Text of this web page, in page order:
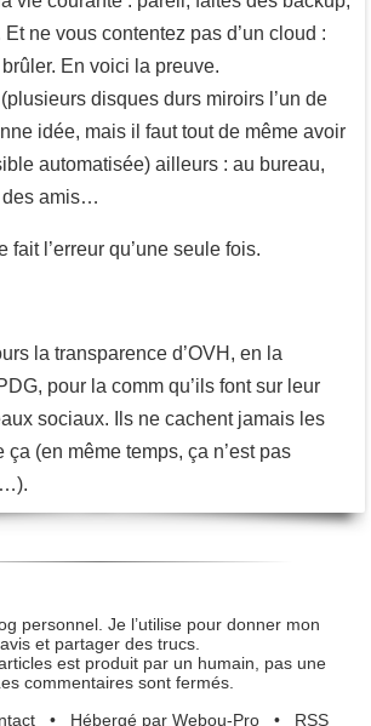
ne vous contentez pas d’un cloud :
En voici la preuve.
disques durs miroirs l’un de
idée, mais il faut tout de même avoir
automatisée) ailleurs : au bureau,
des amis…
fait l’erreur qu’une seule fois.
la transparence d’OVH, en la
pour la comm qu’ils font sur leur
sociaux. Ils ne cachent jamais les
ça (en même temps, ça n’est pas
personnel. Je l’utilise pour donner mon
avis et partager des trucs.
est produit par un humain, pas une
commentaires sont fermés.
• Hébergé par Webou-Pro• RSS